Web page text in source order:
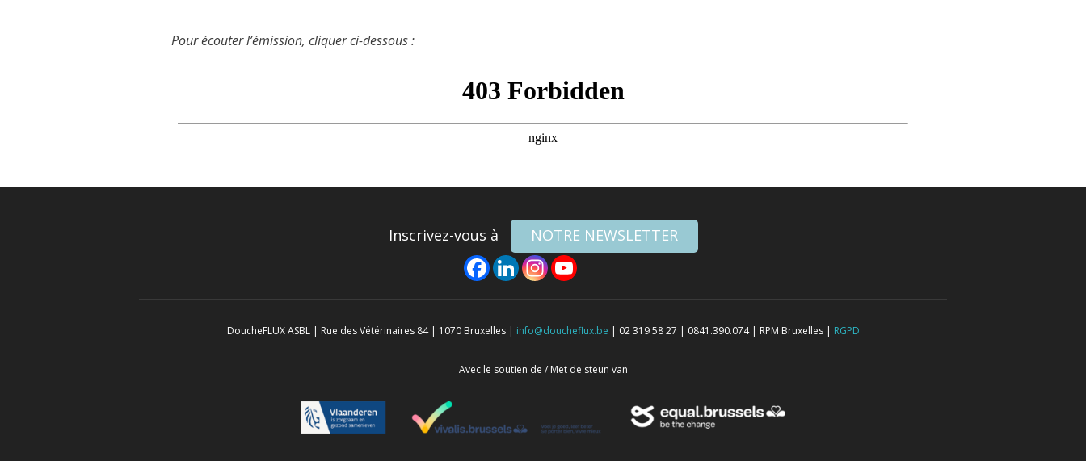
Pour écouter l’émission, cliquer ci-dessous :
Inscrivez-vous à NOTRE NEWSLETTER
DoucheFLUX ASBL | Rue des Vétérinaires 84 | 1070 Bruxelles | info@doucheflux.be | 02 319 58 27 | 0841.390.074 | RPM Bruxelles | RGPD
Avec le soutien de / Met de steun van